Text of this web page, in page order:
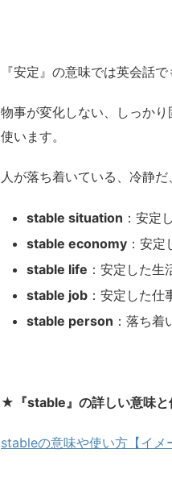
『安定』の意味では英会話で
物事が変化しない、しっか
使います。
人が落ち着いている、冷静
stable situation ：安定
stable economy ：安定
stable life ：安定した生
stable job ：安定した仕
stable person ：落ち着
★『stable』の詳しい意味
stableの意味や使い方【イメ